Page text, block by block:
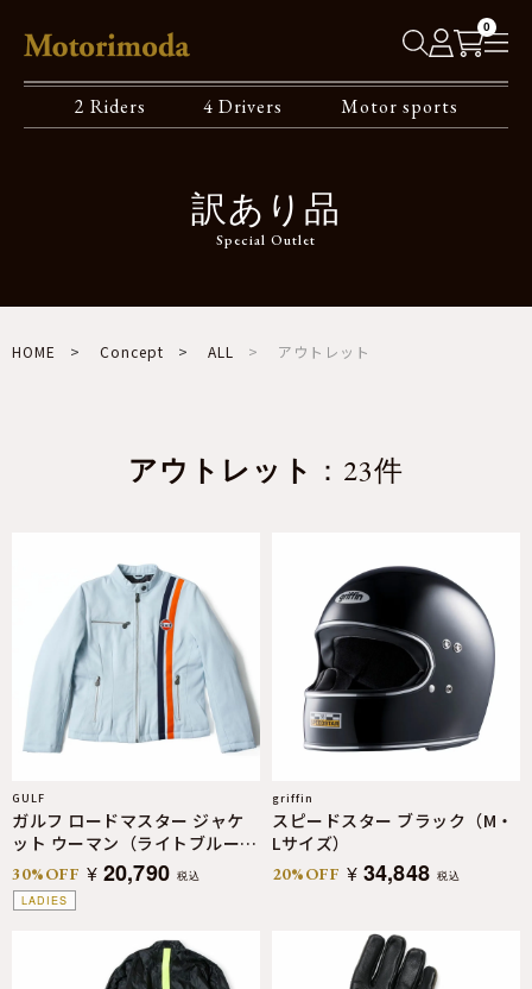
0
2 Riders 4 Drivers Motor sports
訳あり品
Special Outlet
HOME Concept ALL アウトレット
アウトレット ：23件
LADIES
GULF
ガルフ ロードマスター ジャケ
ット ウーマン（ライトブルー S
サイズ）
30%OFF ¥ 20,790 税込
griffin
スピードスター ブラック（M・
Lサイズ）
20%OFF ¥ 34,848 税込